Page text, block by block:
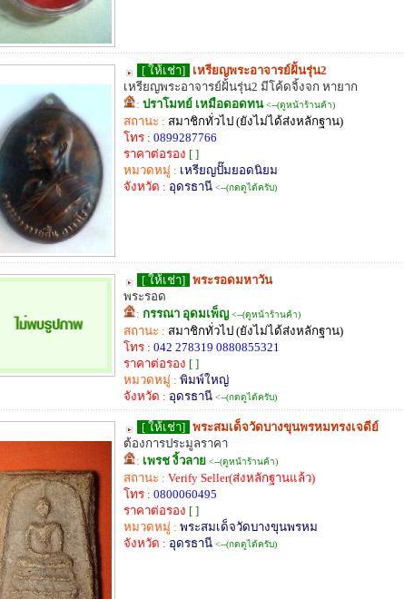
[ ให้เช่า] เหรียญพระอาจารย์ฝั้นรุ่น2
เหรียญพระอาจารย์ฝั้นรุ่น2 มีโค้ดจิ้งจก หายาก
: ปราโมทย์ เหมือดอดทน <--(ดูหน้าร้านค้า)
สถานะ : สมาชิกทั่วไป (ยังไม่ได้ส่งหลักฐาน)
โทร : 0899287766
ราคาต่อรอง [ ]
หมวดหมู่ : เหรียญปั๊มยอดนิยม
จังหวัด : อุดรธานี <--(กดดูได้ครับ)
[ ให้เช่า] พระรอดมหาวัน
พระรอด
: กรรณา อุดมเพ็ญ <--(ดูหน้าร้านค้า)
สถานะ : สมาชิกทั่วไป (ยังไม่ได้ส่งหลักฐาน)
โทร : 042 278319 0880855321
ราคาต่อรอง [ ]
หมวดหมู่ : พิมพ์ใหญ่
จังหวัด : อุดรธานี <--(กดดูได้ครับ)
[ ให้เช่า] พระสมเด็จวัดบางขุนพรหมทรงเจดีย์
ต้องการประมูลราคา
: เพรช งิ้วลาย <--(ดูหน้าร้านค้า)
สถานะ : Verify Seller(ส่งหลักฐานแล้ว)
โทร : 0800060495
ราคาต่อรอง [ ]
หมวดหมู่ : พระสมเด็จวัดบางขุนพรหม
จังหวัด : อุดรธานี <--(กดดูได้ครับ)